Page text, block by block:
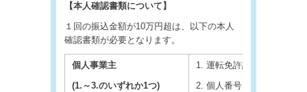
【本人確認書類について】
１回の振込金額が10万円超は、以下の本人
確認書類が必要となります。
個人事業主
(1. ～3.のいずれか1つ)
1. 運転免許証・運転経歴
2. 個人番号カード（通知